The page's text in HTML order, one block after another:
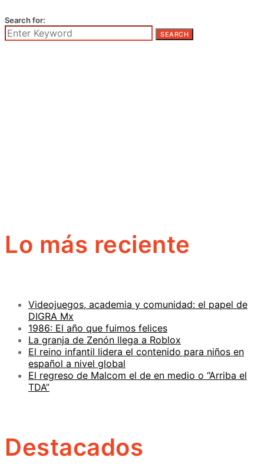
Search for:
SEARCH
Lo más reciente
Videojuegos, academia y comunidad: el papel de
DIGRA Mx
1986: El año que fuimos felices
La granja de Zenón llega a Roblox
El reino infantil lidera el contenido para niños en
español a nivel global
El regreso de Malcom el de en medio o “Arriba el
TDA”
Destacados